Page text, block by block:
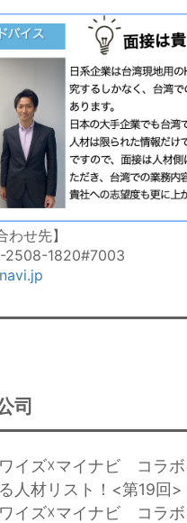
わせ先】
2508-1820#7003
司
イズ☓マイナビ コラ
人材リスト！<第19回>
イズ☓マイナビ コラ